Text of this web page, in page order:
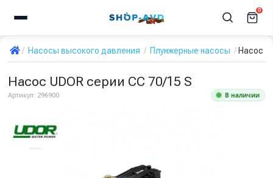
0
Насосы высокого давления Плунжерные насосы Насос
Насос UDOR серии CC 70/15 S
Артикул: 296900 В наличии